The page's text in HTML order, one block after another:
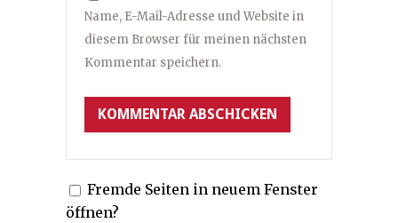
Name, E-Mail-Adresse und Website in
diesem Browser für meinen nächsten
Kommentar speichern.
Fremde Seiten in neuem Fenster
öffnen?